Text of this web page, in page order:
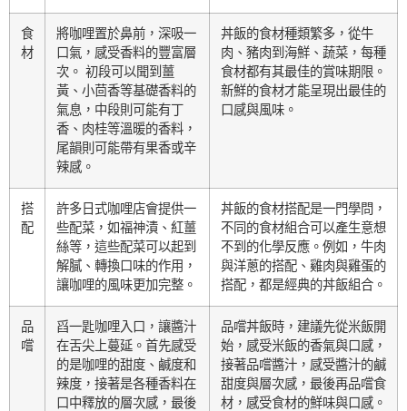
食
材
將咖哩置於鼻前，深吸一
口氣，感受香料的豐富層
次。 初段可以聞到薑
黃、小茴香等基礎香料的
氣息，中段則可能有丁
香、肉桂等溫暖的香料，
尾韻則可能帶有果香或辛
辣感。
丼飯的食材種類繁多，從牛
肉、豬肉到海鮮、蔬菜，每種
食材都有其最佳的賞味期限。
新鮮的食材才能呈現出最佳的
口感與風味。
搭
配
許多日式咖哩店會提供一
些配菜，如福神漬、紅薑
絲等，這些配菜可以起到
解膩、轉換口味的作用，
讓咖哩的風味更加完整。
丼飯的食材搭配是一門學問，
不同的食材組合可以產生意想
不到的化學反應。例如，牛肉
與洋蔥的搭配、雞肉與雞蛋的
搭配，都是經典的丼飯組合。
品
嚐
舀一匙咖哩入口，讓醬汁
在舌尖上蔓延。首先感受
的是咖哩的甜度、鹹度和
辣度，接著是各種香料在
口中釋放的層次感，最後
品嚐丼飯時，建議先從米飯開
始，感受米飯的香氣與口感，
接著品嚐醬汁，感受醬汁的鹹
甜度與層次感，最後再品嚐食
材，感受食材的鮮味與口感。